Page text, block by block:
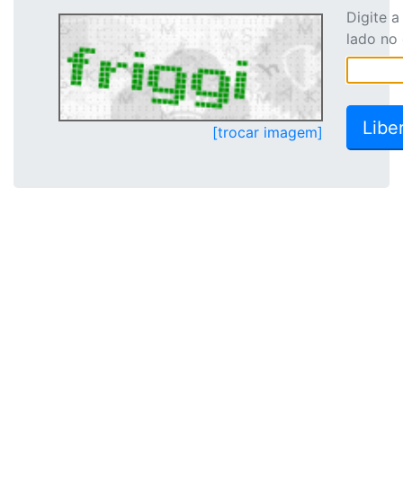
[trocar imagem]
Digite
lado no